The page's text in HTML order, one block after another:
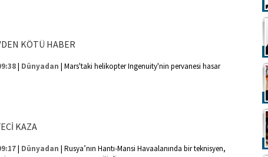
KÖTÜ HABER
| Dünyadan | Mars'taki helikopter Ingenuity'nin pervanesi hasar
KAZA
| Dünyadan | Rusya’nın Hantı-Mansi Havaalanında bir teknisyen,